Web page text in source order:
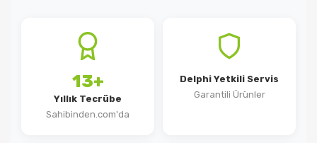
13+
Yıllık Tecrübe
Sahibinden.com'da
Delphi Yetkili Servis
Garantili Ürünler